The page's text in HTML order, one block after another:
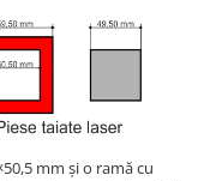
mm și o ramă cu